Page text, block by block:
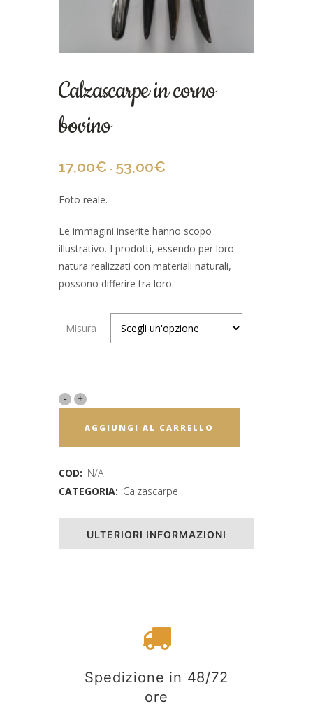
Calzascarpe in corno
bovino
17,00€ - 53,00€
Foto reale.
Le immagini inserite hanno scopo
illustrativo. I prodotti, essendo per loro
natura realizzati con materiali naturali,
possono differire tra loro.
Misura
AGGIUNGI AL CARRELLO
COD: N/A
CATEGORIA: Calzascarpe
ULTERIORI INFORMAZIONI
Spedizione in 48/72
ore